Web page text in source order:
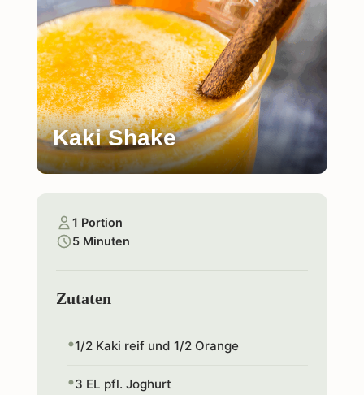
Kaki Shake
1 Portion
5 Minuten
Zutaten
1/2 Kaki reif und 1/2 Orange
3 EL pfl. Joghurt